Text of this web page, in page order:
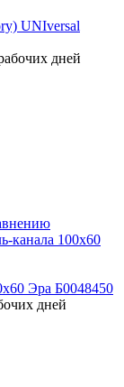
UNIversal
дней
Эра Б0048450
дней